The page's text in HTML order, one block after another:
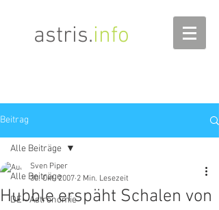
astris.info
Beitrag
Alle Beiträge
DE - Astronomie
Alle Beiträge
Hubble erspäht Schalen von
Sven Piper
30. Okt. 2007 2 Min. Lesezeit